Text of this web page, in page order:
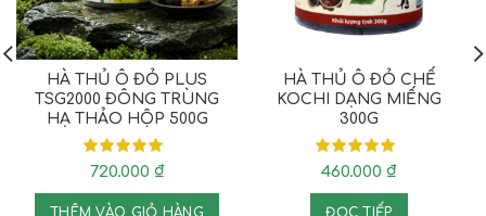
HÀ THỦ Ô ĐỎ PLUS
TSG2000 ĐÔNG TRÙNG
HẠ THẢO HỘP 500G
720.000 ₫
THÊM VÀO GIỎ HÀNG
HÀ THỦ Ô ĐỎ CHẾ
KOCHI DẠNG MIẾNG
300G
460.000 ₫
ĐỌC TIẾP